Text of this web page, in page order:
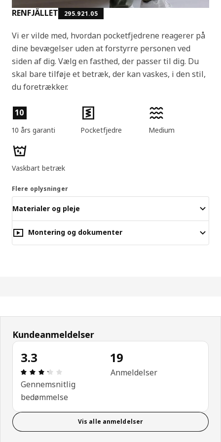
RENFJÄLLET 295.921.05
Vi er vilde med, hvordan pocketfjedrene reagerer på
dine bevægelser uden at forstyrre personen ved
siden af dig. Vælg en fasthed, der passer til dig. Du
skal bare tilføje et betræk, der kan vaskes, i den stil,
du foretrækker.
Produktfunktioner
10
10 års garanti Pocketfjedre Medium
Vaskbart betræk
Flere oplysninger
Materialer og pleje
Montering og dokumenter
Kundeanmeldelser
3.3
Anmeldelse: 3.3 Ud af 5 Stjerner. Anmeldelser i
Gennemsnitlig
bedømmelse
19
Anmeldelser
Vis alle anmeldelser